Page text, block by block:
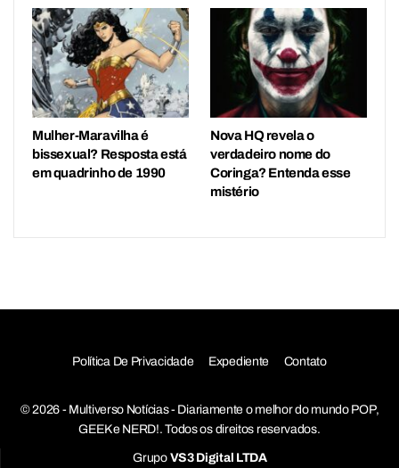
Mulher-Maravilha é
bissexual? Resposta está
em quadrinho de 1990
Nova HQ revela o
verdadeiro nome do
Coringa? Entenda esse
mistério
Política De Privacidade Expediente Contato
© 2026 - Multiverso Notícias - Diariamente o melhor do mundo POP,
GEEK e NERD!. Todos os direitos reservados.
Grupo VS3 Digital LTDA